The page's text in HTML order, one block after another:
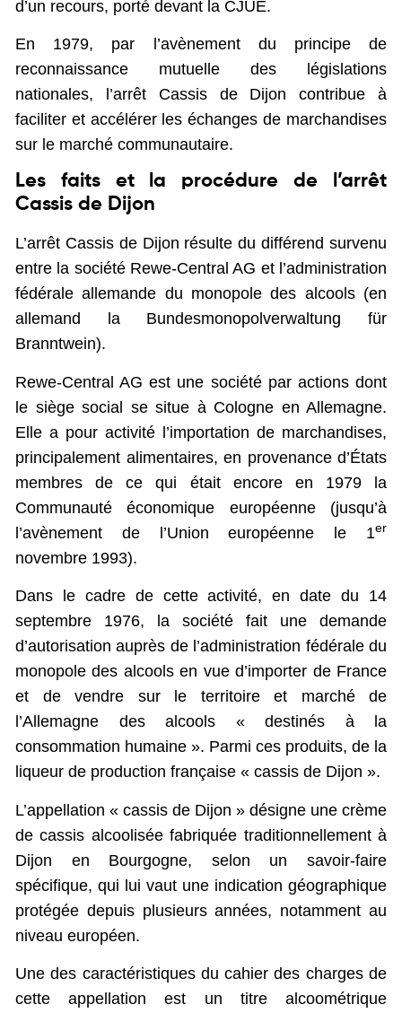
d’un recours, porté devant la CJUE.
En 1979, par l’avènement du principe de
reconnaissance mutuelle des législations
nationales, l’arrêt Cassis de Dijon contribue à
faciliter et accélérer les échanges de marchandises
sur le marché communautaire.
Les faits et la procédure de l’arrêt
Cassis de Dijon
L’arrêt Cassis de Dijon résulte du différend survenu
entre la société Rewe-Central AG et l’administration
fédérale allemande du monopole des alcools (en
allemand la Bundesmonopolverwaltung für
Branntwein).
Rewe-Central AG est une société par actions dont
le siège social se situe à Cologne en Allemagne.
Elle a pour activité l’importation de marchandises,
principalement alimentaires, en provenance d’États
membres de ce qui était encore en 1979 la
Communauté économique européenne (jusqu’à
l’avènement de l’Union européenne le 1er
novembre 1993).
Dans le cadre de cette activité, en date du 14
septembre 1976, la société fait une demande
d’autorisation auprès de l’administration fédérale du
monopole des alcools en vue d’importer de France
et de vendre sur le territoire et marché de
l’Allemagne des alcools « destinés à la
consommation humaine ». Parmi ces produits, de la
liqueur de production française « cassis de Dijon ».
L’appellation « cassis de Dijon » désigne une crème
de cassis alcoolisée fabriquée traditionnellement à
Dijon en Bourgogne, selon un savoir-faire
spécifique, qui lui vaut une indication géographique
protégée depuis plusieurs années, notamment au
niveau européen.
Une des caractéristiques du cahier des charges de
cette appellation est un titre alcoométrique